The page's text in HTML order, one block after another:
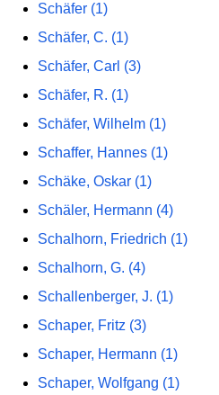
Schäfer (1)
Schäfer, C. (1)
Schäfer, Carl (3)
Schäfer, R. (1)
Schäfer, Wilhelm (1)
Schaffer, Hannes (1)
Schäke, Oskar (1)
Schäler, Hermann (4)
Schalhorn, Friedrich (1)
Schalhorn, G. (4)
Schallenberger, J. (1)
Schaper, Fritz (3)
Schaper, Hermann (1)
Schaper, Wolfgang (1)